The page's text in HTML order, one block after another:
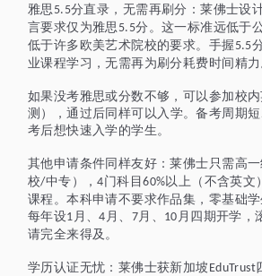
雅思 5.5分直录，无需再刷分：莱佛士设
言要求仅为雅思 5.5分。这一标准远低于
低于许多欧美艺术院校的要求。手握 5.5
业课程学习，无需再为刷分耗费时间精力
如果没考雅思或分数不够，可以参加校
测），通过后同样可以 入学。备考周期
考后想快速入学的学生。
其他申请条件同样友好：莱佛士 只需高
校/中专），4门科目60%以上（不含英文）
课程。本科申请不要求作品集，零基础
每年设1 月、4 月、 7 月、 10 月四期开学，
请完全来得及。
学历认证无忧：莱佛士获新加坡 EduTrust